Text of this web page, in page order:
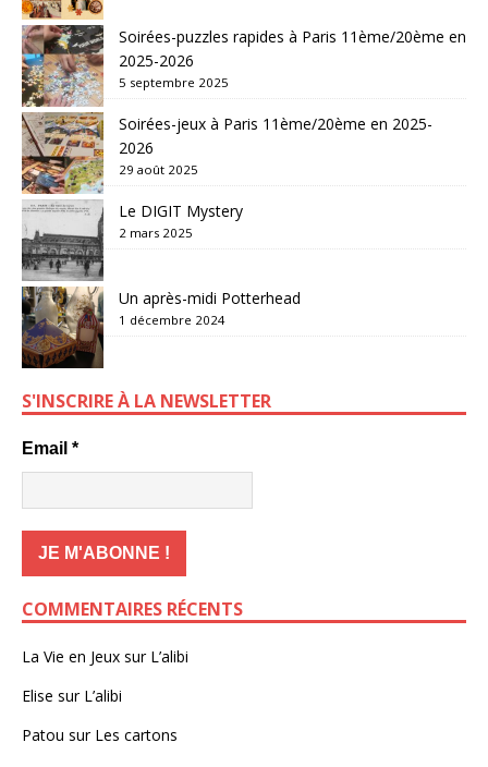
Soirées-puzzles rapides à Paris 11ème/20ème en
2025-2026
5 septembre 2025
Soirées-jeux à Paris 11ème/20ème en 2025-
2026
29 août 2025
Le DIGIT Mystery
2 mars 2025
Un après-midi Potterhead
1 décembre 2024
S'INSCRIRE À LA NEWSLETTER
Email *
COMMENTAIRES RÉCENTS
La Vie en Jeux sur L’alibi
Elise sur L’alibi
Patou sur Les cartons